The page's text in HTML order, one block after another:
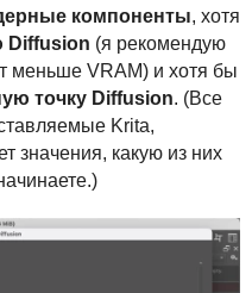
компоненты, хотя
Diffusion (я рекомендую
меньше VRAM) и хотя бы
точку Diffusion. (Все
Krita,
значения, какую из них